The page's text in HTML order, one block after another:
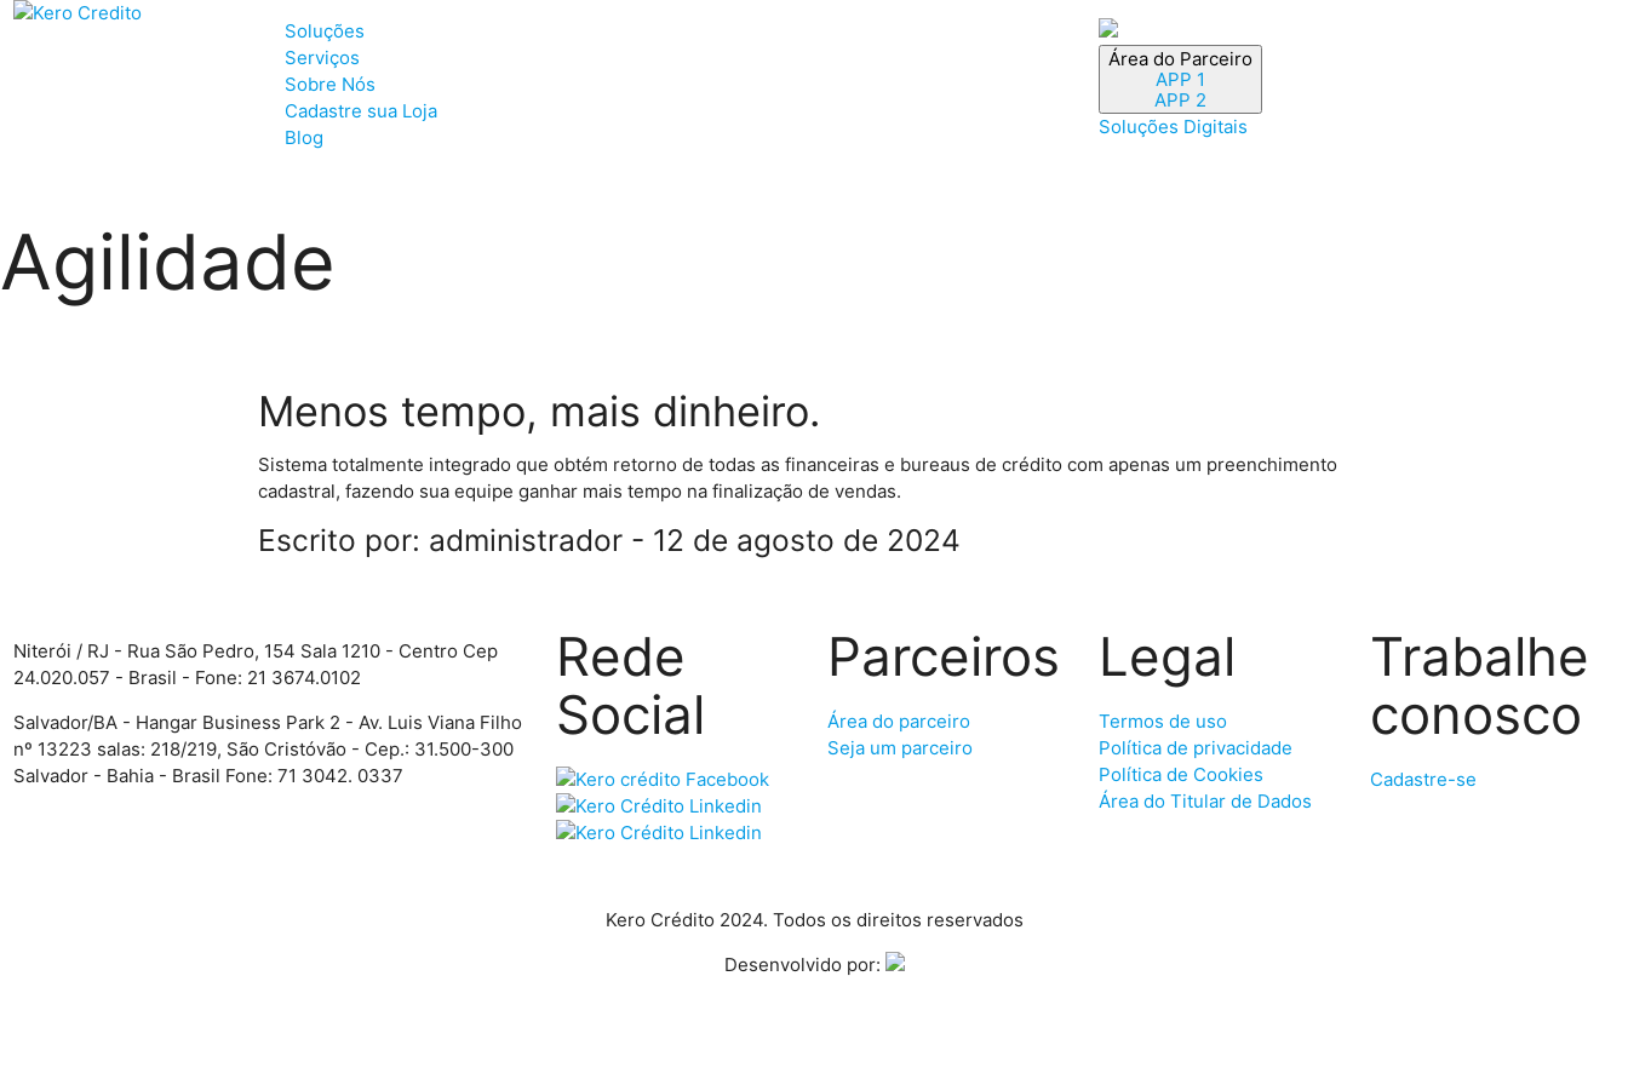
Soluções
Serviços
Sobre Nós
Cadastre sua Loja
Blog
Área do Parceiro
APP 1
APP 2
Soluções Digitais
Agilidade
Menos tempo, mais dinheiro.
Sistema totalmente integrado que obtém retorno de todas as financeiras e bureaus de crédito com apenas um preenchimento
cadastral, fazendo sua equipe ganhar mais tempo na finalização de vendas.
Escrito por: administrador - 12 de agosto de 2024
Niterói / RJ - Rua São Pedro, 154 Sala 1210 - Centro Cep
24.020.057 - Brasil - Fone: 21 3674.0102
Salvador/BA - Hangar Business Park 2 - Av. Luis Viana Filho
nº 13223 salas: 218/219, São Cristóvão - Cep.: 31.500-300
Salvador - Bahia - Brasil Fone: 71 3042. 0337
Rede
Social
Parceiros
Área do parceiro
Seja um parceiro
Legal
Termos de uso
Política de privacidade
Política de Cookies
Área do Titular de Dados
Trabalhe
conosco
Cadastre-se
Kero Crédito 2024. Todos os direitos reservados
Desenvolvido por: